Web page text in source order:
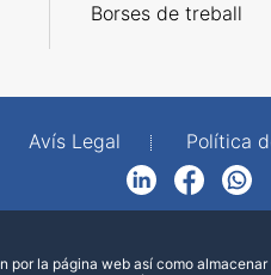
Borses de treball
Avís Legal Política
FacebookWhatsApp
por la página web así como